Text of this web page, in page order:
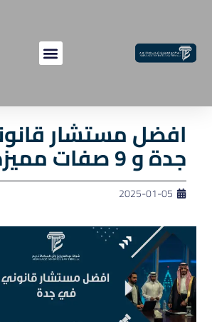
افضل مستشار
جدة و 9 صفات مميزة له
2025-01-05